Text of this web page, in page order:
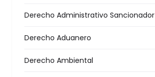
Derecho Administrativo Sancionador
Derecho Aduanero
Derecho Ambiental